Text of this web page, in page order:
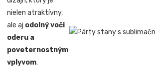
nielen atraktívny,
ale aj odolný voči
oderu a
poveternostným
vplyvom.